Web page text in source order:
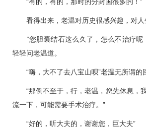
“有的，有的，那时的分封国很多的！”
看得出来，老温对历史很感兴趣，对人
“您胆囊结石这么久了，怎么不治疗呢
轻轻问老温道。
“嗨，大不了去八宝山呗”老温无所谓的
“那倒不至于，行，老温，您先休息，
流一下，可能需要手术治疗。”
“好的，听大夫的，谢谢您，巨大夫”